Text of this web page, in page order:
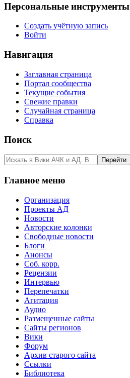
Персональные инструменты
Создать учётную запись
Войти
Навигация
Заглавная страница
Портал сообщества
Текущие события
Свежие правки
Случайная страница
Справка
Поиск
Главное меню
Организация
Проекты АД
Новости
Авторские колонки
Свободные новости
Блоги
Анонсы
Соб. корр.
Рецензии
Интервью
Перепечатки
Агитация
Аудио
Размещенные сайты
Сайты регионов
Вики
Форум
Архив старого сайта
Ссылки
Библиотека